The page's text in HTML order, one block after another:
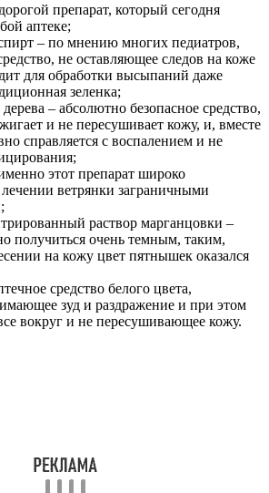
препарат, который сегодня
аптеке;
– по мнению многих педиатров,
не оставляющее следов на коже
для обработки высыпаний даже
зеленка;
– абсолютно безопасное средство,
и не пересушивает кожу, и, вместе
справляется с воспалением и не
этот препарат широко
лечении ветрянки заграничными
раствор марганцовки –
получиться очень темным, таким,
на кожу цвет пятнышек оказался
средство белого цвета,
зуд и раздражение и при этом
вокруг и не пересушивающее кожу.